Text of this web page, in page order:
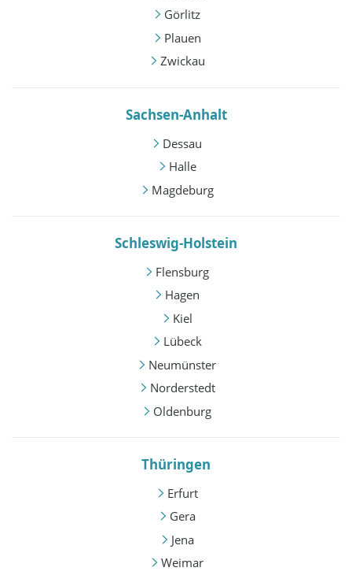
Görlitz
Plauen
Zwickau
Sachsen-Anhalt
Dessau
Halle
Magdeburg
Schleswig-Holstein
Flensburg
Hagen
Kiel
Lübeck
Neumünster
Norderstedt
Oldenburg
Thüringen
Erfurt
Gera
Jena
Weimar